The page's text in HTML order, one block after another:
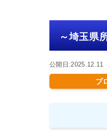
～埼玉県
公開日
ブ